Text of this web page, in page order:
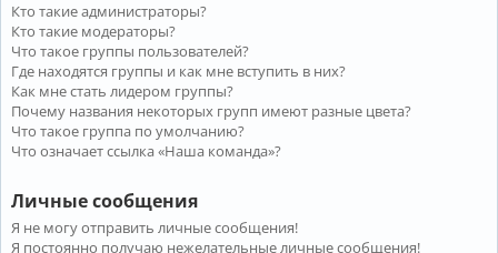
Кто такие администраторы?
Кто такие модераторы?
Что такое группы пользователей?
Где находятся группы и как мне вступить в них?
Как мне стать лидером группы?
Почему названия некоторых групп имеют разные цвета?
Что такое группа по умолчанию?
Что означает ссылка «Наша команда»?
Личные сообщения
Я не могу отправить личные сообщения!
Я постоянно получаю нежелательные личные сообщения!